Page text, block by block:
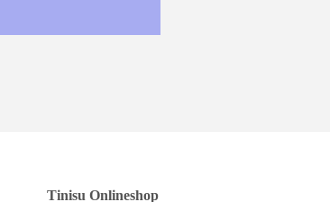
Tinisu Onlineshop